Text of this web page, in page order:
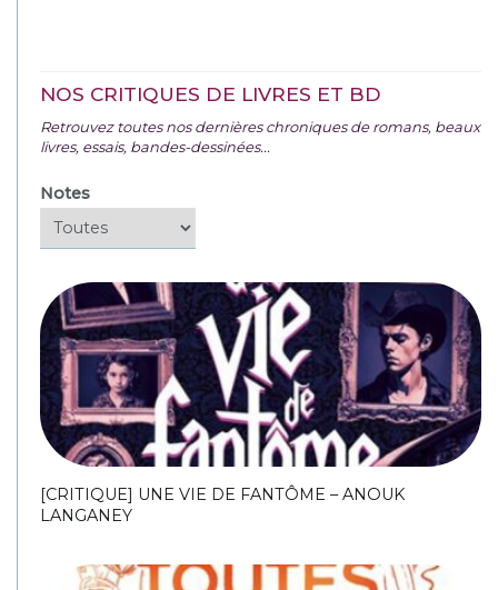
NOS CRITIQUES DE LIVRES ET BD
Retrouvez toutes nos dernières chroniques de romans, beaux
livres, essais, bandes-dessinées...
Notes
[CRITIQUE] UNE VIE DE FANTÔME – ANOUK
LANGANEY